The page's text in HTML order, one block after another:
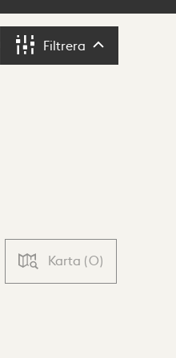
Filtrera Filtrera
Karta (0)